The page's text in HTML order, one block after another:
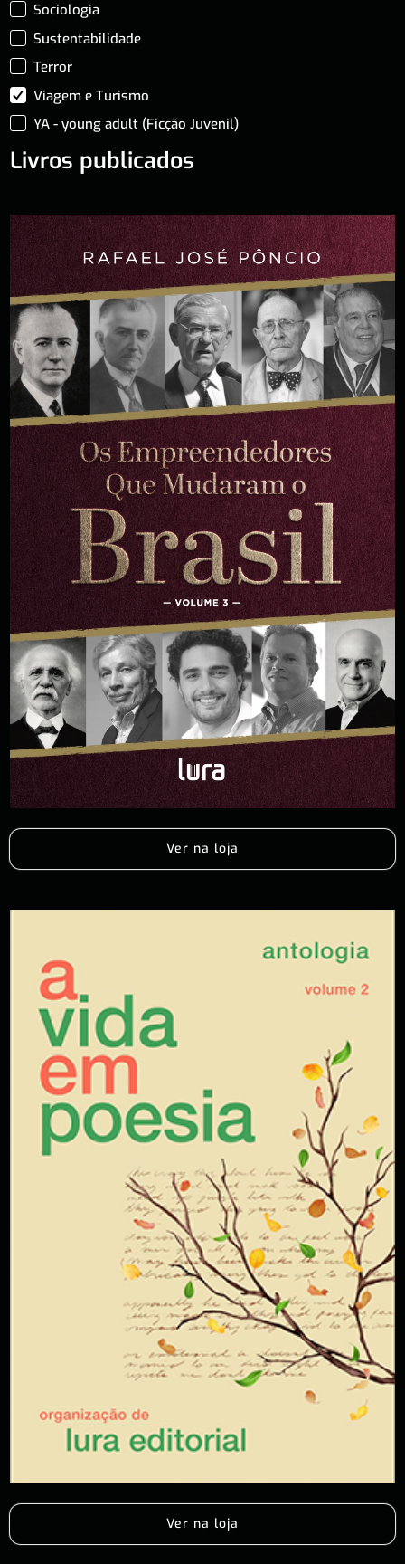
Sociologia
Sustentabilidade
Terror
Viagem e Turismo
YA - young adult (Ficção Juvenil)
Livros publicados
Ver na loja
Ver na loja